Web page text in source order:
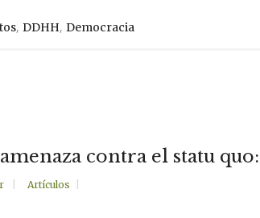
, DDHH, Democracia
contra el statu
Artículos